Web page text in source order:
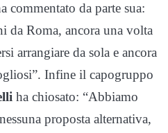
commentato da parte sua:
da Roma, ancora una volta
arrangiare da sola e ancora
Infine il capogruppo
ha chiosato: “Abbiamo
proposta alternativa,